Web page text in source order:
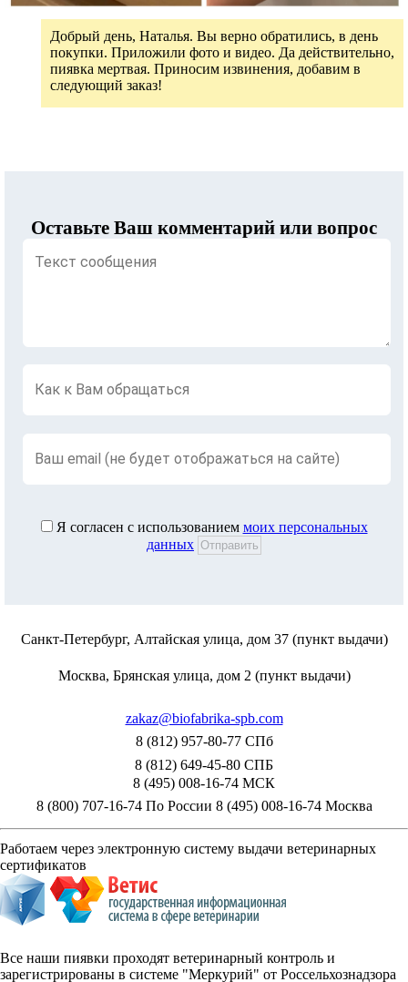
Добрый день, Наталья. Вы верно обратились, в день
покупки. Приложили фото и видео. Да действительно,
пиявка мертвая. Приносим извинения, добавим в
следующий заказ!
Оставьте Ваш комментарий или вопрос
Я согласен с использованием моих персональных
данных
Санкт-Петербург, Алтайская улица, дом 37 (пункт выдачи)
Москва, Брянская улица, дом 2 (пункт выдачи)
zakaz@biofabrika-spb.com
8 (812) 957-80-77 СПб
8 (812) 649-45-80 СПБ
8 (495) 008-16-74 МСК
8 (800) 707-16-74 По России 8 (495) 008-16-74 Москва
Работаем через электронную систему выдачи ветеринарных
сертификатов
Все наши пиявки проходят ветеринарный контроль и
зарегистрированы в системе "Меркурий" от Россельхознадзора